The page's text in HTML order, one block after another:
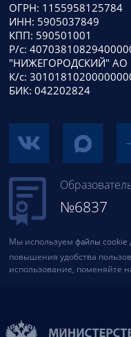
ОГРН: 1155958125784
ИНН: 5905037849
КПП: 590501001
Р/с:
"НИЖЕГОРОДСКИЙ" АО
К/с:
БИК: 042202824
№6837
Мы используем файлы cookie
повышения удобства
использование, поменяйте